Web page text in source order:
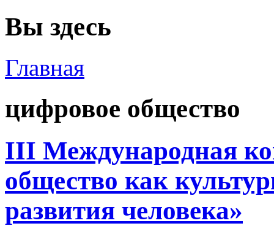
Вы здесь
Главная
цифровое общество
III Международная
общество как
развития человека»